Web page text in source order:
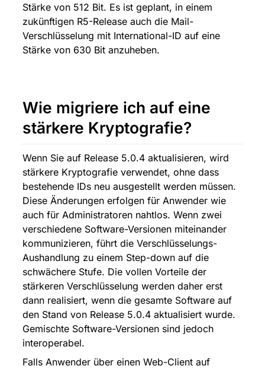
Stärke von 512 Bit. Es ist geplant, in einem
zukünftigen R5-Release auch die Mail-
Verschlüsselung mit International-ID auf eine
Stärke von 630 Bit anzuheben.
Wie migriere ich auf eine
stärkere Kryptografie?
Wenn Sie auf Release 5.0.4 aktualisieren, wird
stärkere Kryptografie verwendet, ohne dass
bestehende IDs neu ausgestellt werden müssen.
Diese Änderungen erfolgen für Anwender wie
auch für Administratoren nahtlos. Wenn zwei
verschiedene Software-Versionen miteinander
kommunizieren, führt die Verschlüsselungs-
Aushandlung zu einem Step-down auf die
schwächere Stufe. Die vollen Vorteile der
stärkeren Verschlüsselung werden daher erst
dann realisiert, wenn die gesamte Software auf
den Stand von Release 5.0.4 aktualisiert wurde.
Gemischte Software-Versionen sind jedoch
interoperabel.
Falls Anwender über einen Web-Client auf